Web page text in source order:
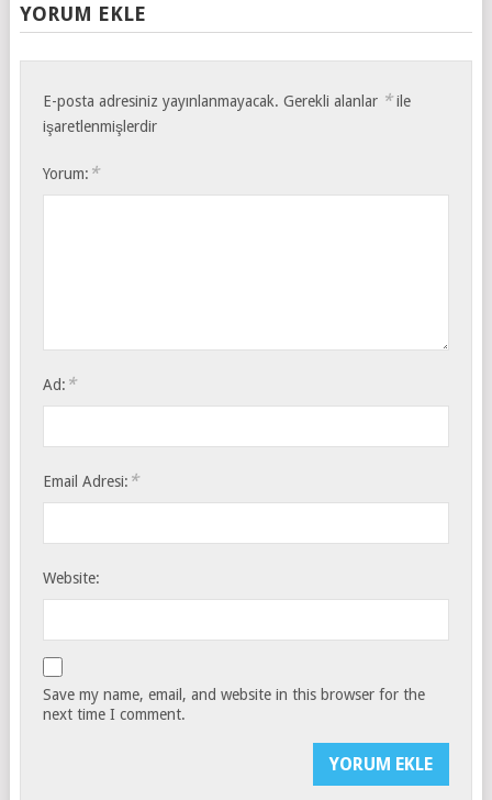
YORUM EKLE
E-posta adresiniz yayınlanmayacak. Gerekli alanlar *ile
işaretlenmişlerdir
Yorum: *
Ad: *
Email Adresi: *
Website:
Save my name, email, and website in this browser for the
next time I comment.